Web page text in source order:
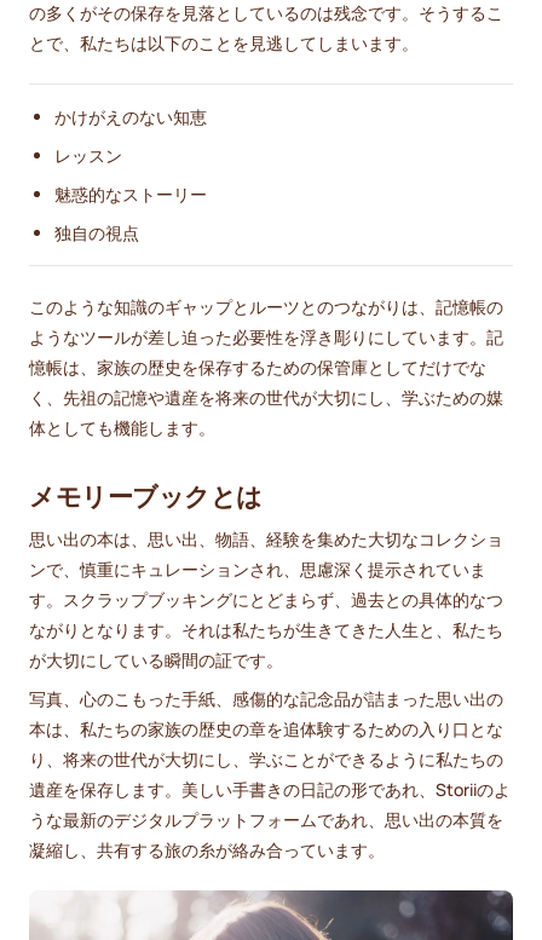
の多くがその保存を見落としているのは残念です。そうするこ
とで、私たちは以下のことを見逃してしまいます。
かけがえのない知恵
レッスン
魅惑的なストーリー
独自の視点
このような知識のギャップとルーツとのつながりは、記憶帳の
ようなツールが差し迫った必要性を浮き彫りにしています。記
憶帳は、家族の歴史を保存するための保管庫としてだけでな
く、先祖の記憶や遺産を将来の世代が大切にし、学ぶための媒
体としても機能します。
メモリーブックとは
思い出の本は、思い出、物語、経験を集めた大切なコレクショ
ンで、慎重にキュレーションされ、思慮深く提示されていま
す。スクラップブッキングにとどまらず、過去との具体的なつ
ながりとなります。それは私たちが生きてきた人生と、私たち
が大切にしている瞬間の証です。
写真、心のこもった手紙、感傷的な記念品が詰まった思い出の
本は、私たちの家族の歴史の章を追体験するための入り口とな
り、将来の世代が大切にし、学ぶことができるように私たちの
遺産を保存します。美しい手書きの日記の形であれ、Storiiのよ
うな最新のデジタルプラットフォームであれ、思い出の本質を
凝縮し、共有する旅の糸が絡み合っています。